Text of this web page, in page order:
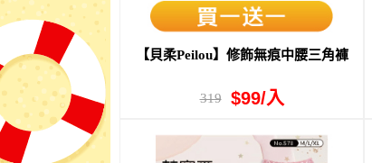
【貝柔Peilou】修飾無痕中腰三角褲
319 $99/入